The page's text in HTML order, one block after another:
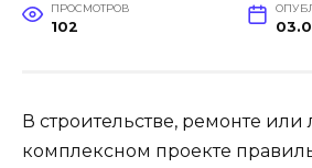
ПРОСМОТРОВ
102
В строительстве, ремонте
комплексном проекте